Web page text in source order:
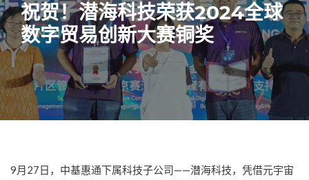
祝贺！潜海科技荣获2024全球
数字贸易创新大赛铜奖
9月27日，中基惠通下属科技子公司——潜海科技，凭借元宇宙